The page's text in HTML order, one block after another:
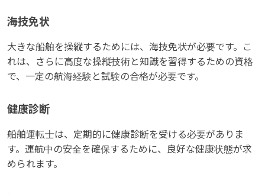
海技免状
大きな船舶を操縦するためには、海技免状が必要です。こ
れは、さらに高度な操縦技術と知識を習得するための資格
で、一定の航海経験と試験の合格が必要です。
健康診断
船舶運転士は、定期的に健康診断を受ける必要がありま
す。運航中の安全を確保するために、良好な健康状態が求
められます。